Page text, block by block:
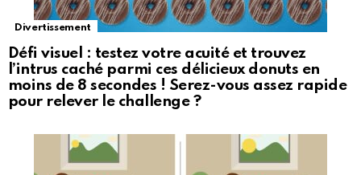
Divertissement
Défi visuel : testez votre acuité et trouvez
l’intrus caché parmi ces délicieux donuts en
moins de 8 secondes ! Serez-vous assez rapide
pour relever le challenge ?